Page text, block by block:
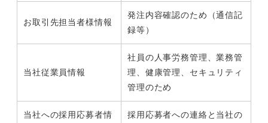
お取引先担当者様情報
発注内容確認のため（通信記
録等）
当社従業員情報
社員の人事労務管理、業務管
理、健康管理、セキュリティ
管理のため
当社への採用応募者情
採用応募者への連絡と当社の